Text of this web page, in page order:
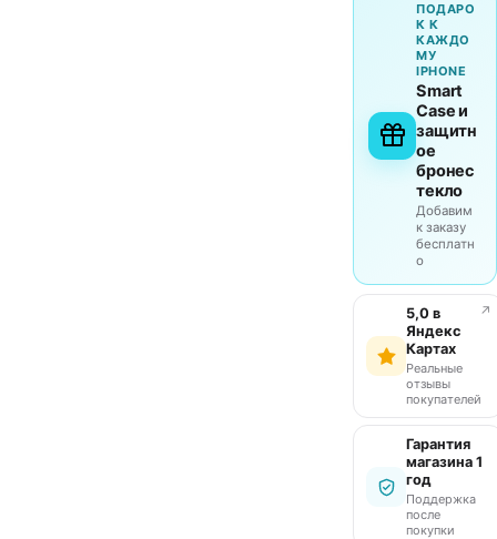
ПОДАРО
К К
КАЖДО
МУ
IPHONE
Smart
Case и
защитн
ое
бронес
текло
Добавим
к заказу
бесплатн
о
5,0 в
Яндекс
Картах
Реальные
отзывы
покупателей
↗
Гарантия
магазина 1
год
Поддержка
после
покупки